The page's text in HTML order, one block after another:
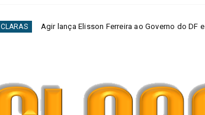
Ferreira ao Governo do DF e Tiago Társis ao Senado